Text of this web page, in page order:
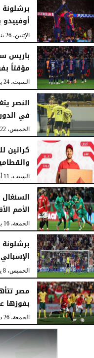
أوفييدو
الإثنين، 26 يناير 2026
باريس
مؤقتاً
السبت، 24 يناير 2026
النصر
في
الخميس، 22 يناير 2026
كراتين
والقطامية
السبت، 11 أبريل 2026
الأمم
الجمعة، 16 يناير 2026
الخميس، 8 يناير 2026
مصر
بفوزها
الجمعة، 26 ديسمبر 2025